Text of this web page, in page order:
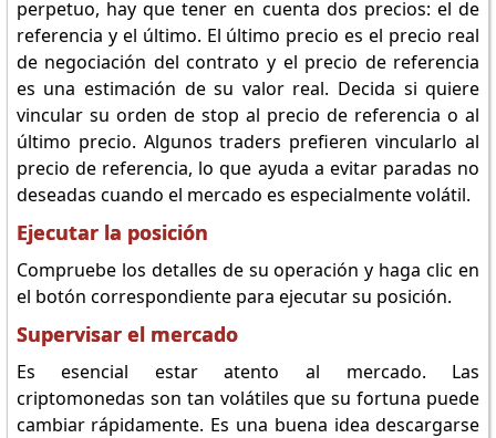
perpetuo, hay que tener en cuenta dos precios: el de
referencia y el último. El último precio es el precio real
de negociación del contrato y el precio de referencia
es una estimación de su valor real. Decida si quiere
vincular su orden de stop al precio de referencia o al
último precio. Algunos traders prefieren vincularlo al
precio de referencia, lo que ayuda a evitar paradas no
deseadas cuando el mercado es especialmente volátil.
Ejecutar la posición
Compruebe los detalles de su operación y haga clic en
el botón correspondiente para ejecutar su posición.
Supervisar el mercado
Es esencial estar atento al mercado. Las
criptomonedas son tan volátiles que su fortuna puede
cambiar rápidamente. Es una buena idea descargarse